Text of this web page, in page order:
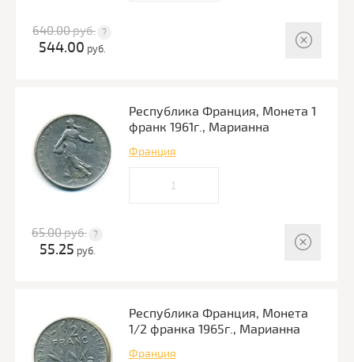
640.00руб.
544.00 руб.
Республика Франция, Монета 1
франк 1961г., Марианна
Франция
65.00руб.
55.25 руб.
Республика Франция, Монета
1/2 франка 1965г., Марианна
Франция